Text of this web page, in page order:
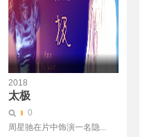
2018
太极
0
周星驰在片中饰演一名隐...